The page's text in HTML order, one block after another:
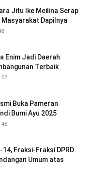
Jitu Ike Meilina Serap
Dapilnya
Enim Jadi Daerah
Terbaik
02
Buka Pameran
Bumi Ayu 2025
48
Fraksi-Fraksi DPRD
Umum atas